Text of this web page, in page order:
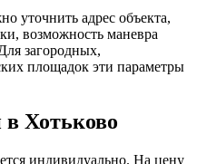
уточнить адрес объекта,
возможность маневра
загородных,
площадок эти параметры
в Хотьково
индивидуально. На цену